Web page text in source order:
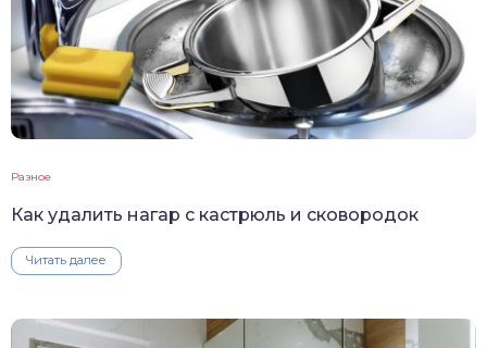
Разное
Как удалить нагар с кастрюль и сковородок
Читать далее